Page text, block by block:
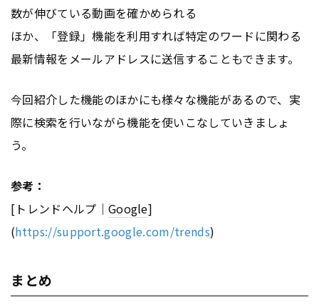
数が伸びている動画を確かめられる
ほか、「登録」機能を利用すれば特定のワードに関わる
最新情報をメールアドレスに送信することもできます。
今回紹介した機能のほかにも様々な機能があるので、実
際に検索を行いながら機能を使いこなしていきましょ
う。
参考：
[トレンドヘルプ｜ Google]
(https://support.google.com/trends)
まとめ